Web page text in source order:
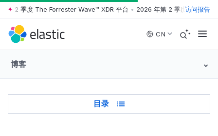
Skip to main content
2 季度 The Forrester Wave™ XDR 平台 • 2026 年第 2 季度 The访问报告
CN
博客
Table of Contents
目录